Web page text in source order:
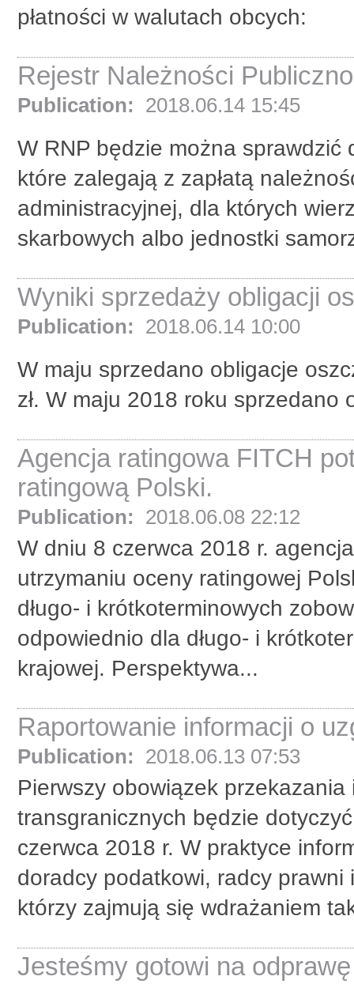
płatności w walutach obcych:
Rejestr Należności
Publication: 2018.06.14 15:45
W RNP będzie można
które zalegają z zapłatą
administracyjnej, dla których
skarbowych albo jednostki
Wyniki sprzedaży obligacji
Publication: 2018.06.14 10:00
W maju sprzedano obligacje
zł. W maju 2018 roku sprzedano
Agencja ratingowa FITCH
ratingową Polski.
Publication: 2018.06.08 22:12
W dniu 8 czerwca 2018 r.
utrzymaniu oceny ratingowej
długo- i krótkoterminowych
odpowiednio dla długo- i
krajowej. Perspektywa...
Raportowanie informacji o
Publication: 2018.06.13 07:53
Pierwszy obowiązek
transgranicznych będzie
czerwca 2018 r. W praktyce
doradcy podatkowi, radcy
którzy zajmują się wdrażaniem
Jesteśmy gotowi na